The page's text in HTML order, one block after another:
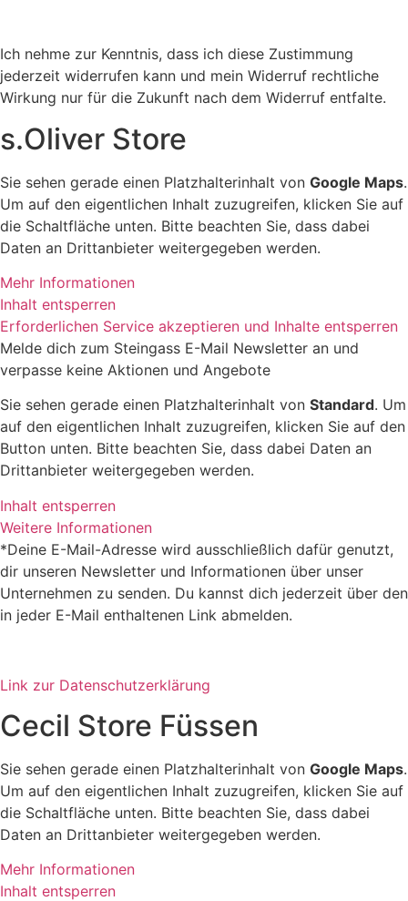
Ich nehme zur Kenntnis, dass ich diese Zustimmung
jederzeit widerrufen kann und mein Widerruf rechtliche
Wirkung nur für die Zukunft nach dem Widerruf entfalte.
s.Oliver Store
Sie sehen gerade einen Platzhalterinhalt von Google Maps.
Um auf den eigentlichen Inhalt zuzugreifen, klicken Sie auf
die Schaltfläche unten. Bitte beachten Sie, dass dabei
Daten an Drittanbieter weitergegeben werden.
Mehr Informationen
Inhalt entsperren
Erforderlichen Service akzeptieren und Inhalte entsperren
Melde dich zum Steingass E-Mail Newsletter an und
verpasse keine Aktionen und Angebote
Sie sehen gerade einen Platzhalterinhalt von Standard. Um
auf den eigentlichen Inhalt zuzugreifen, klicken Sie auf den
Button unten. Bitte beachten Sie, dass dabei Daten an
Drittanbieter weitergegeben werden.
Inhalt entsperren
Weitere Informationen
*Deine E-Mail-Adresse wird ausschließlich dafür genutzt,
dir unseren Newsletter und Informationen über unser
Unternehmen zu senden. Du kannst dich jederzeit über den
in jeder E-Mail enthaltenen Link abmelden.
Link zur Datenschutzerklärung
Cecil Store Füssen
Sie sehen gerade einen Platzhalterinhalt von Google Maps.
Um auf den eigentlichen Inhalt zuzugreifen, klicken Sie auf
die Schaltfläche unten. Bitte beachten Sie, dass dabei
Daten an Drittanbieter weitergegeben werden.
Mehr Informationen
Inhalt entsperren